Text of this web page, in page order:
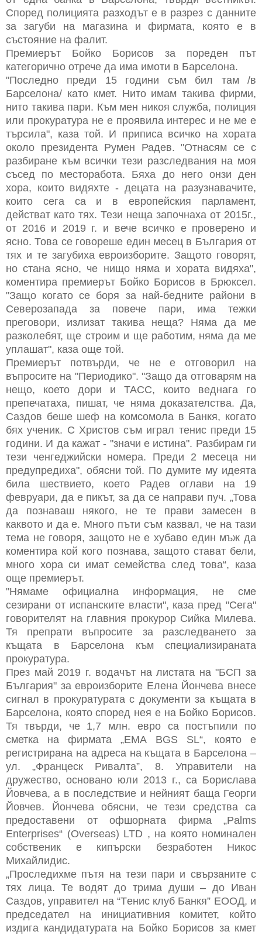
Според полицията разходът е в разрез с данните
за загуби на магазина и фирмата, която е в
състояние на фалит.
Премиерът Бойко Борисов за пореден път
категорично отрече да има имоти в Барселона.
"Последно преди 15 години съм бил там /в
Барселона/ като кмет. Нито имам такива фирми,
нито такива пари. Към мен никоя служба, полиция
или прокуратура не е проявила интерес и не ме е
търсила", каза той. И приписа всичко на хората
около президента Румен Радев. "Отнасям се с
разбиране към всички тези разследвания на моя
съсед по месторабота. Бяха до него онзи ден
хора, които видяхте - децата на разузнавачите,
които сега са и в европейския парламент,
действат като тях. Тези неща започнаха от 2015г.,
от 2016 и 2019 г. и вече всичко е проверено и
ясно. Това се говореше един месец в България от
тях и те загубиха евроизборите. Защото говорят,
но стана ясно, че нищо няма и хората видяха",
коментира премиерът Бойко Борисов в Брюксел.
"Защо когато се боря за най-бедните райони в
Северозапада за повече пари, има тежки
преговори, излизат такива неща? Няма да ме
разколебят, ще строим и ще работим, няма да ме
уплашат", каза още той.
Премиерът потвърди, че не е отговорил на
въпросите на "Периодико". "Защо да отговарям на
нещо, което дори и ТАСС, които веднага го
препечатаха, пишат, че няма доказателства. Да,
Саздов беше шеф на комсомола в Банкя, когато
бях ученик. С Христов съм играл тенис преди 15
години. И да кажат - "значи е истина". Разбирам ги
тези ченгеджийски номера. Преди 2 месеца ни
предупредиха", обясни той. По думите му идеята
била шествието, което Радев оглави на 19
февруари, да е пикът, за да се направи пуч. „Това
да познаваш някого, не те прави замесен в
каквото и да е. Много пъти съм казвал, че на тази
тема не говоря, защото не е хубаво един мъж да
коментира кой кого познава, защото стават бели,
много хора си имат семейства след това“, каза
още премиерът.
"Нямаме официална информация, не сме
сезирани от испанските власти", каза пред "Сега"
говорителят на главния прокурор Сийка Милева.
Тя препрати въпросите за разследването за
къщата в Барселона към специализираната
прокуратура.
През май 2019 г. водачът на листата на "БСП за
България" за евроизборите Елена Йончева внесе
сигнал в прокуратурата с документи за къщата в
Барселона, която според нея е на Бойко Борисов.
Тя твърди, че 1,7 млн. евро са постъпили по
сметка на фирмата „EMA BGS SL“, която е
регистрирана на адреса на къщата в Барселона –
ул. „Францеск Ривалта”, 8. Управители на
дружество, основано юли 2013 г., са Борислава
Йовчева, а в последствие и нейният баща Георги
Йовчев. Йончева обясни, че тези средства са
предоставени от офшорната фирма „Palms
Enterprises“ (Overseas) LTD , на която номинален
собственик е кипърски безработен Никос
Михайлидис.
„Проследихме пътя на тези пари и свързаните с
тях лица. Те водят до трима души – до Иван
Саздов, управител на “Tенис клуб Банкя” ЕООД, и
председател на инициативния комитет, който
издига кандидатурата на Бойко Борисов за кмет